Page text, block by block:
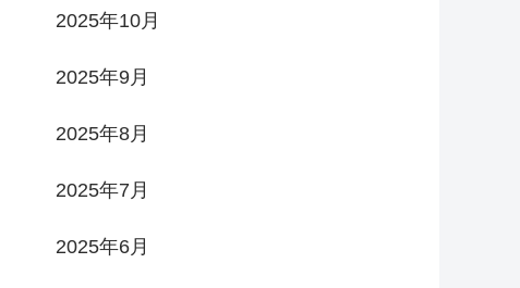
2025年10月
2025年9月
2025年8月
2025年7月
2025年6月